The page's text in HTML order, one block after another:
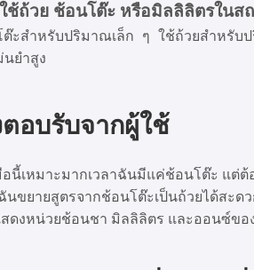
ช้ถ้วย ช้อนโต๊ะ หรือมิลลิลิตรในส
ะสำหรับปริมาณเล็ก ๆ ใช้ถ้วยสำหรับ
ยำสูง
ตอบรับจากผู้ใช้
อนี้เหมาะมากเวลาฉันมีแค่ช้อนโต๊ะ แต่ต้
นขยายสูตรจากช้อนโต๊ะเป็นถ้วยได้สะดว
ดงหน่วยช้อนชา มิลลิลิตร และออนซ์ขอ